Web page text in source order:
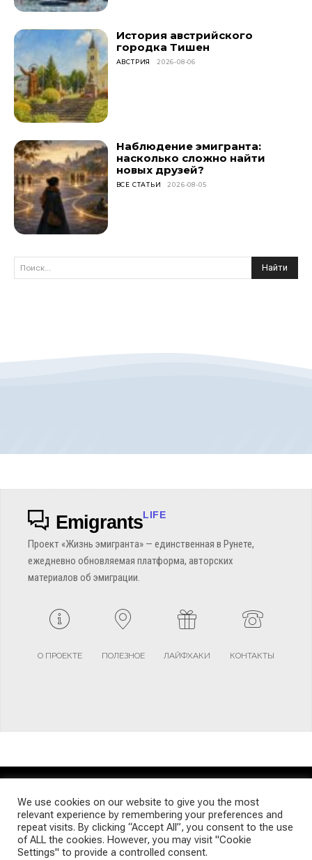
История австрийского
городка Тишен
АВСТРИЯ 2026-08-06
Наблюдение эмигранта:
насколько сложно найти
новых друзей?
ВСЕ СТАТЬИ 2026-08-05
Поиск... Найти
EmigrantsLIFE
Проект «Жизнь эмигранта» — единственная в Рунете,
ежедневно обновляемая платформа, авторских
материалов об эмиграции.
О ПРОЕКТЕ ПОЛЕЗНОЕ ЛАЙФХАКИ КОНТАКТЫ
TERMS AND CONDITIONS PRIVACY POLICY SITEMAP
© Emigrants Life WordPress Theme by TagDiv
We use cookies on our website to give you the most
relevant experience by remembering your preferences and
repeat visits. By clicking “Accept All”, you consent to the use
of ALL the cookies. However, you may visit "Cookie
Settings" to provide a controlled consent.